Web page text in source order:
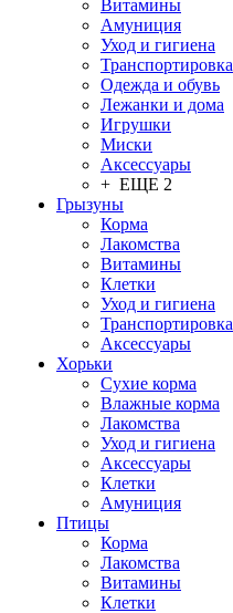
Витамины
Амуниция
Уход и гигиена
Транспортировка
Одежда и обувь
Лежанки и дома
Игрушки
Миски
Аксессуары
+ ЕЩЕ 2
Грызуны
Корма
Лакомства
Витамины
Клетки
Уход и гигиена
Транспортировка
Аксессуары
Хорьки
Сухие корма
Влажные корма
Лакомства
Уход и гигиена
Аксессуары
Клетки
Амуниция
Птицы
Корма
Лакомства
Витамины
Клетки